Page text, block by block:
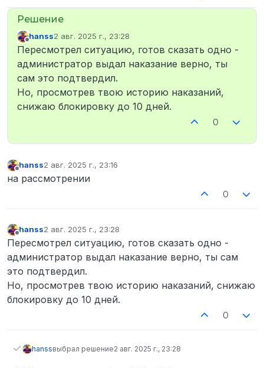
Не в сети
hanss2 авг. 2025 г., 23:28
отредактировано
Пересмотрел ситуацию, готов сказать одно -
администратор выдал наказание верно, ты
сам это подтвердил.
Но, просмотрев твою историю наказаний,
снижаю блокировку до 10 дней.
0
hanss2 авг. 2025 г., 23:16
отредактировано
на рассмотрении
0
hanss2 авг. 2025 г., 23:28
отредактировано
Пересмотрел ситуацию, готов сказать одно -
администратор выдал наказание верно, ты сам
это подтвердил.
Но, просмотрев твою историю наказаний, снижаю
блокировку до 10 дней.
0
hanssвыбрал решение2 авг. 2025 г., 23:28